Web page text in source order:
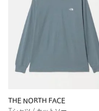
THE NORTH FACE